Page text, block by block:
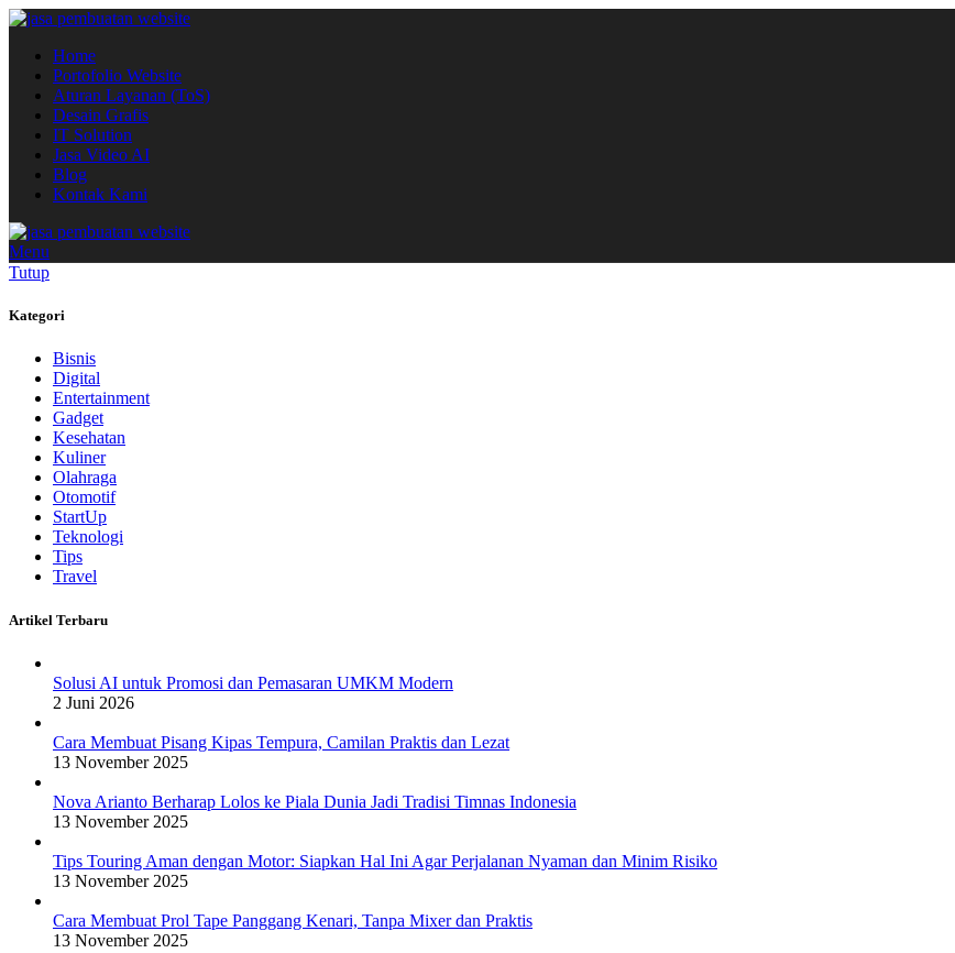
Home
Portofolio Website
Aturan Layanan (ToS)
Desain Grafis
IT Solution
Jasa Video AI
Blog
Kontak Kami
Menu
Tutup
Kategori
Bisnis
Digital
Entertainment
Gadget
Kesehatan
Kuliner
Olahraga
Otomotif
StartUp
Teknologi
Tips
Travel
Artikel Terbaru
Solusi AI untuk Promosi dan Pemasaran UMKM Modern
2 Juni 2026
Cara Membuat Pisang Kipas Tempura, Camilan Praktis dan Lezat
13 November 2025
Nova Arianto Berharap Lolos ke Piala Dunia Jadi Tradisi Timnas Indonesia
13 November 2025
Tips Touring Aman dengan Motor: Siapkan Hal Ini Agar Perjalanan Nyaman dan Minim Risiko
13 November 2025
Cara Membuat Prol Tape Panggang Kenari, Tanpa Mixer dan Praktis
13 November 2025